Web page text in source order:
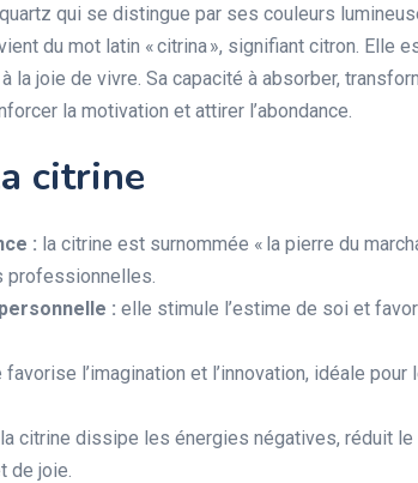
qui se distingue par ses couleurs
du mot latin « citrina », signifiant citron. Elle
la joie de vivre. Sa capacité à absorber,
la motivation et attirer l’abondance.
citrine
: la citrine est surnommée « la pierre du
professionnelles.
: elle stimule l’estime de soi et
l’imagination et l’innovation, idéale
la citrine dissipe les énergies négatives, réduit
de joie.